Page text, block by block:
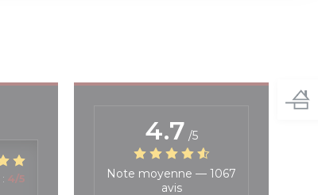
: 4/5
4.7 /5
Note moyenne — 1067
avis